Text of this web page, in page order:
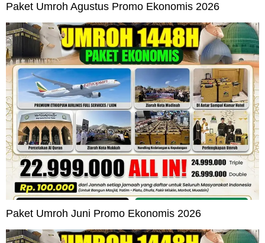
Paket Umroh Agustus Promo Ekonomis 2026
Paket Umroh Juni Promo Ekonomis 2026